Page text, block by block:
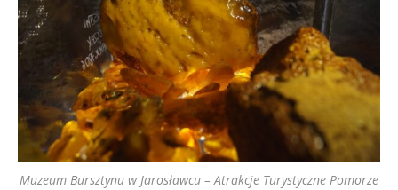
Muzeum Bursztynu w Jarosławcu – Atrakcje Turystyczne Pomorze